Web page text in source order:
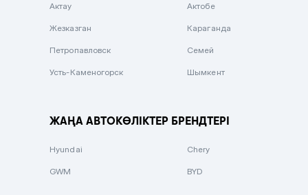
Актау Актобе
Жезказган Караганда
Петропавловск Семей
Усть-Каменогорск Шымкент
ЖАҢА АВТОКӨЛІКТЕР БРЕНДТЕРІ
Hyundai Chery
GWM BYD